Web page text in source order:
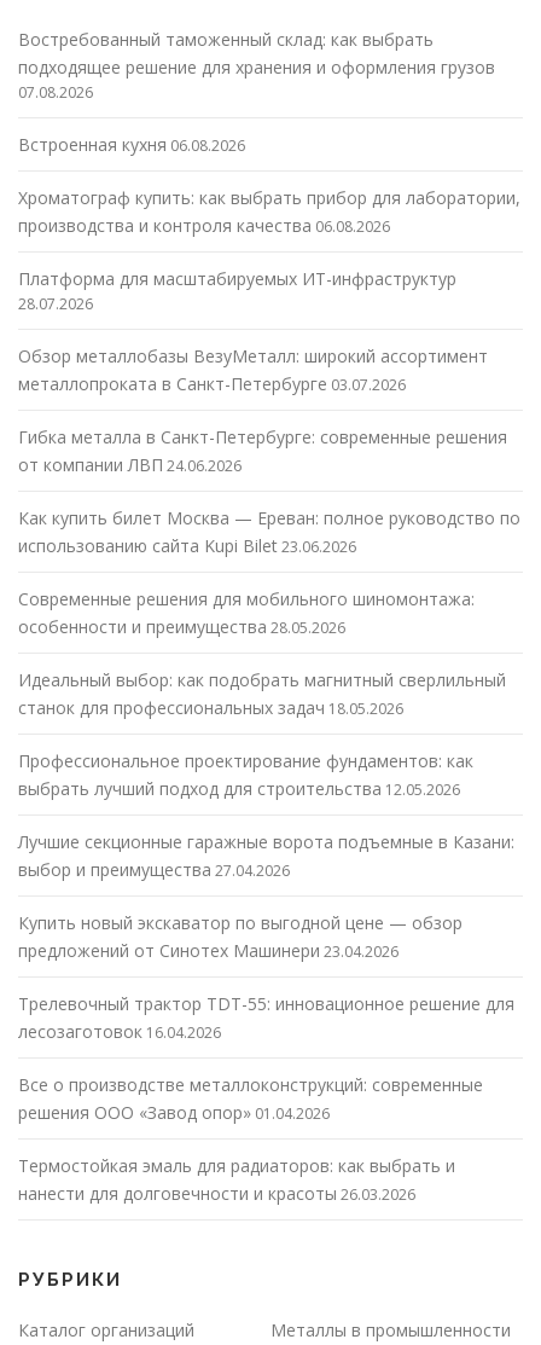
Востребованный таможенный склад: как выбрать
подходящее решение для хранения и оформления грузов
07.08.2026
Встроенная кухня 06.08.2026
Хроматограф купить: как выбрать прибор для лаборатории,
производства и контроля качества 06.08.2026
Платформа для масштабируемых ИТ-инфраструктур
28.07.2026
Обзор металлобазы ВезуМеталл: широкий ассортимент
металлопроката в Санкт-Петербурге 03.07.2026
Гибка металла в Санкт-Петербурге: современные решения
от компании ЛВП 24.06.2026
Как купить билет Москва — Ереван: полное руководство по
использованию сайта Kupi Bilet23.06.2026
Современные решения для мобильного шиномонтажа:
особенности и преимущества 28.05.2026
Идеальный выбор: как подобрать магнитный сверлильный
станок для профессиональных задач 18.05.2026
Профессиональное проектирование фундаментов: как
выбрать лучший подход для строительства 12.05.2026
Лучшие секционные гаражные ворота подъемные в Казани:
выбор и преимущества 27.04.2026
Купить новый экскаватор по выгодной цене — обзор
предложений от Синотех Машинери 23.04.2026
Трелевочный трактор TDT-55: инновационное решение для
лесозаготовок 16.04.2026
Все о производстве металлоконструкций: современные
решения ООО «Завод опор» 01.04.2026
Термостойкая эмаль для радиаторов: как выбрать и
нанести для долговечности и красоты 26.03.2026
РУБРИКИ
Каталог организаций
Металлы в промышленности